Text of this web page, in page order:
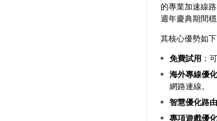
的專業加速線
週年慶典期間
其核心優勢如下
免費試用 ：
海外專線優
網路連線。
智慧優化路由
專項遊戲優